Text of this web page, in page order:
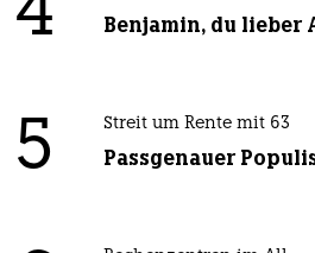
4 Benjamin, du lieber
5 Streit um Rente mit 63
Passgenauer